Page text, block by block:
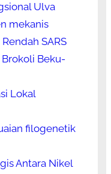
Ulva
mekanis
SARS
Beku-
Lokal
filogenetik
Antara Nikel